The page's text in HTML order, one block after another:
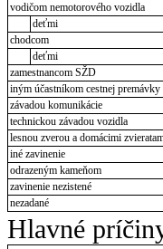
vodičom nemotorového vozidla
deťmi
chodcom
deťmi
zamestnancom SŽD
iným účastníkom cestnej premávky
závadou komunikácie
technickou závadou vozidla
lesnou zverou a domácimi
iné zavinenie
odrazeným kameňom
zavinenie nezistené
nezadané
Hlavné